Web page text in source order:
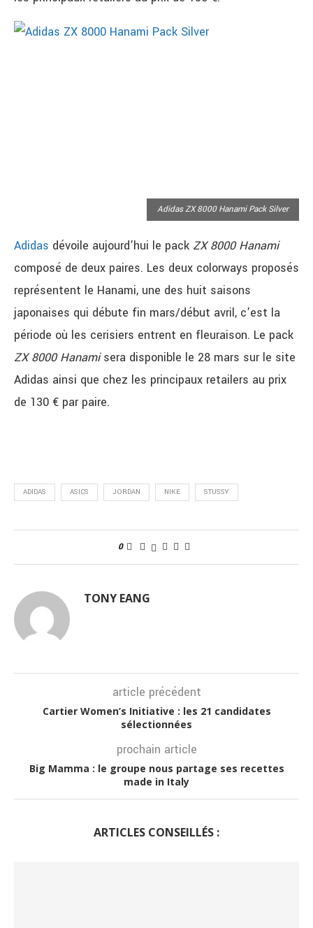
Adidas ZX 8000 Hanami Pack Silver
Adidas dévoile aujourd’hui le pack ZX 8000 Hanami
composé de deux paires. Les deux colorways proposés
représentent le Hanami, une des huit saisons
japonaises qui débute fin mars/début avril, c’est la
période où les cerisiers entrent en fleuraison. Le pack
ZX 8000 Hanamisera disponible le 28 mars sur le site
Adidas ainsi que chez les principaux retailers au prix
de 130 € par paire.
ADIDAS ASICS JORDAN NIKE STUSSY
0
TONY EANG
article précédent
Cartier Women’s Initiative : les 21 candidates
sélectionnées
prochain article
Big Mamma : le groupe nous partage ses recettes
made in Italy
ARTICLES CONSEILLÉS :